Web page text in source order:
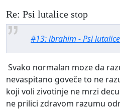
Re: Psi lutalice stop
#13: ibrahim - Psi
Svako normalan moze da
nevaspitano goveče to ne
koji voli zivotinje ne mrzi
ne prilici zdravom razumu